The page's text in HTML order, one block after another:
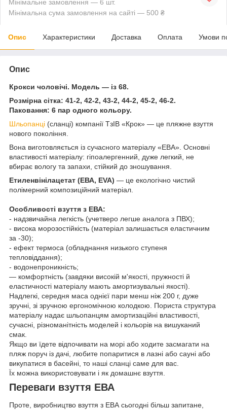
Мінімальне замовлення — 6 шт.
Мінімальна сума замовлення на сайті — 500 ₴
Опис Характеристики Доставка Оплата Умови
Опис
Крокси чоловічі. Модель — із 68.
Розмірна сітка: 41-2, 42-2, 43-2, 44-2, 45-2, 46-2.
Паковання: 6 пар одного кольору.
Шльопанці (сланці) компанії ТзІВ «Крок» — це пляжне взуття
нового покоління.
Вона виготовляється із сучасного матеріалу «ЕВА». Основні
властивості матеріалу: гіпоалергенний, дуже легкий, не
вбирає вологу та запахи, стійкий до зношування.
Етиленвінілацетат (ЕВА, EVA) — це екологічно чистий
полімерний композиційний матеріал.
Особливості взуття з ЕВА:
- надзвичайна легкість (учетверо легше аналога з ПВХ);
- висока морозостійкість (матеріал залишається еластичним
за -30);
- ефект термоса (обладнання низького ступеня
тепловіддання);
- водонепроникність;
— комфортність (завдяки високій м'якості, пружності й
еластичності матеріалу мають амортизувальні якості).
Надлегкі, середня маса однієї пари менш ніж 200 г, дуже
зручні, зі зручною ергономічною колодкою. Пориста структура
матеріалу надає шльопанцям амортизаційні властивості,
сучасні, різноманітність моделей і кольорів на вишуканий
смак.
Якщо ви їдете відпочивати на морі або ходите засмагати на
пляж поруч із дачі, любите попаритися в лазні або сауні або
викупатися в басейні, то наші сланці саме для вас.
Їх можна використовувати і як домашнє взуття.
Переваги взуття ЕВА
Проте, виробництво взуття з ЕВА сьогодні більш запитане,